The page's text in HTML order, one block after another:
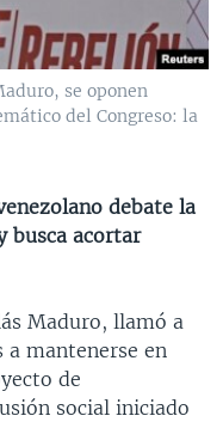
se oponen
del Congreso: la
debate la
busca acortar
Maduro, llamó a
a mantenerse en
de
social iniciado